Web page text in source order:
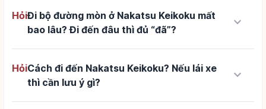
HỏiĐi bộ đường mòn ở Nakatsu Keikoku mất
bao lâu? Đi đến đâu thì đủ “đã”?
keyboard_arrow_down
HỏiCách đi đến Nakatsu Keikoku? Nếu lái xe
thì cần lưu ý gì?
keyboard_arrow_down